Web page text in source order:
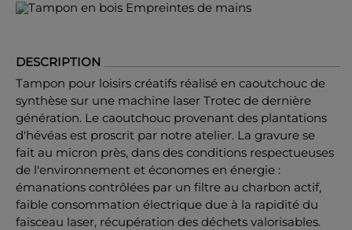
DESCRIPTION
Tampon pour loisirs créatifs réalisé en caoutchouc de
synthèse sur une machine laser Trotec de dernière
génération. Le caoutchouc provenant des plantations
d'hévéas est proscrit par notre atelier. La gravure se
fait au micron près, dans des conditions respectueuses
de l'environnement et économes en énergie :
émanations contrôlées par un filtre au charbon actif,
faible consommation électrique due à la rapidité du
faisceau laser, récupération des déchets valorisables.